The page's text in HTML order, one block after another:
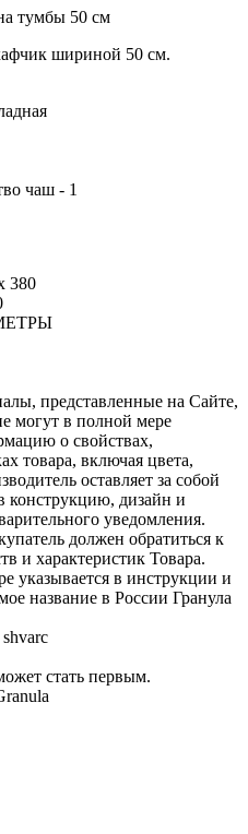
тумбы 50 см
шириной 50 см.
чаш - 1
380
представленные на Сайте,
могут в полной мере
о свойствах,
товара, включая цвета,
оставляет за собой
конструкцию, дизайн и
уведомления.
должен обратиться к
и характеристик Товара.
указывается в инструкции и
название в России Гранула
стать первым.